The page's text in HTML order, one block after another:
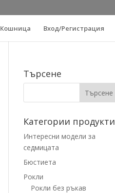
Кошница Вход/Регистрация
Търсене
Категории продукти
Интересни модели за
седмицата
Бюстиета
Рокли
Рокли без ръкав